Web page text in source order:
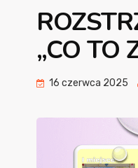
„CO TO
16 czerwca 2025